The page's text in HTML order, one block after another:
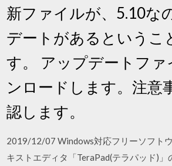
新ファイルが、5.10な
デートがあるというこ
す。 アップデートファ
ンロードします。注意
認します。
2019/12/07 Windows対応フリーソフト
キストエディタ「TeraPad(テラパッド)」